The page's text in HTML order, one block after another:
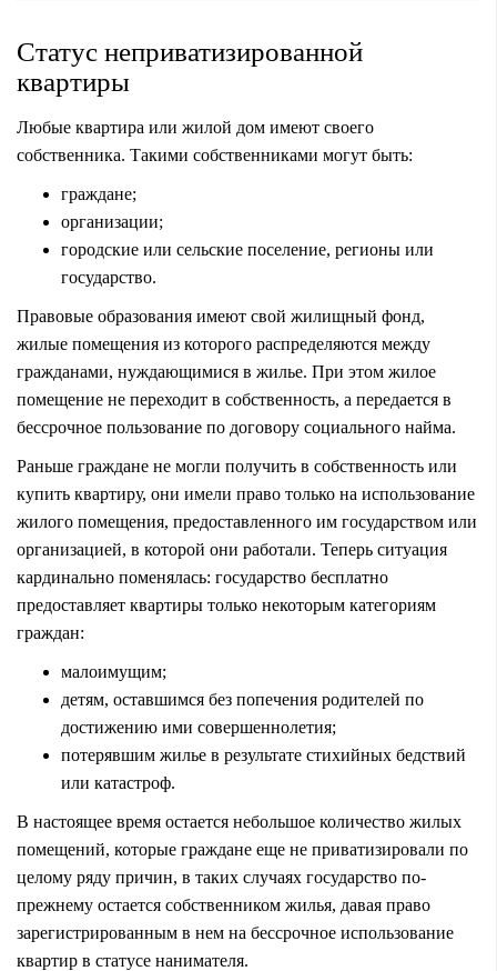
Статус неприватизированной
квартиры
Любые квартира или жилой дом имеют своего
собственника. Такими собственниками могут быть:
граждане;
организации;
городские или сельские поселение, регионы или
государство.
Правовые образования имеют свой жилищный фонд,
жилые помещения из которого распределяются между
гражданами, нуждающимися в жилье. При этом жилое
помещение не переходит в собственность, а передается в
бессрочное пользование по договору социального найма.
Раньше граждане не могли получить в собственность или
купить квартиру, они имели право только на использование
жилого помещения, предоставленного им государством или
организацией, в которой они работали. Теперь ситуация
кардинально поменялась: государство бесплатно
предоставляет квартиры только некоторым категориям
граждан:
малоимущим;
детям, оставшимся без попечения родителей по
достижению ими совершеннолетия;
потерявшим жилье в результате стихийных бедствий
или катастроф.
В настоящее время остается небольшое количество жилых
помещений, которые граждане еще не приватизировали по
целому ряду причин, в таких случаях государство по-
прежнему остается собственником жилья, давая право
зарегистрированным в нем на бессрочное использование
квартир в статусе нанимателя.